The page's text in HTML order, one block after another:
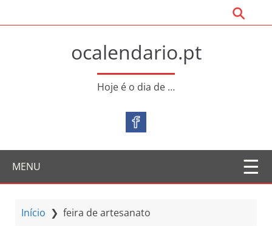
o
o
ocalendario.pt
Hoje é o dia de …
MENU
Início ❯ feira de artesanato